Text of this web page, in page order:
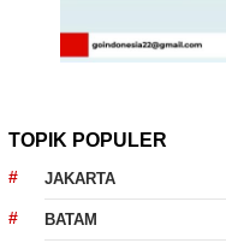
TOPIK POPULER
JAKARTA
BATAM